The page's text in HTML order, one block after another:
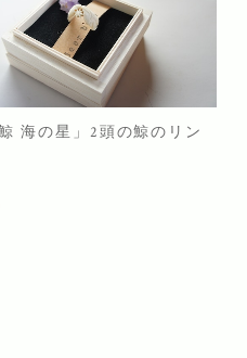
海の星」2頭の鯨のリン